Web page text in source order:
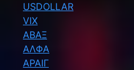
USDOLLAR
VIX
ΑΒΑΞ
ΑΛΦΑ
ΑΡΑΙΓ